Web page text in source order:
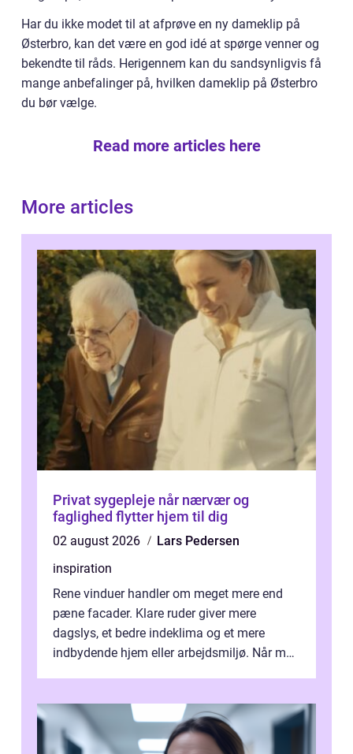
Har du ikke modet til at afprøve en ny dameklip på
Østerbro, kan det være en god idé at spørge venner og
bekendte til råds. Herigennem kan du sandsynligvis få
mange anbefalinger på, hvilken dameklip på Østerbro
du bør vælge.
Read more articles here
More articles
Privat sygepleje når nærvær og
faglighed flytter hjem til dig
02 august 2026
Lars Pedersen
inspiration
Rene vinduer handler om meget mere end
pæne facader. Klare ruder giver mere
dagslys, et bedre indeklima og et mere
indbydende hjem eller arbejdsmiljø. Når man